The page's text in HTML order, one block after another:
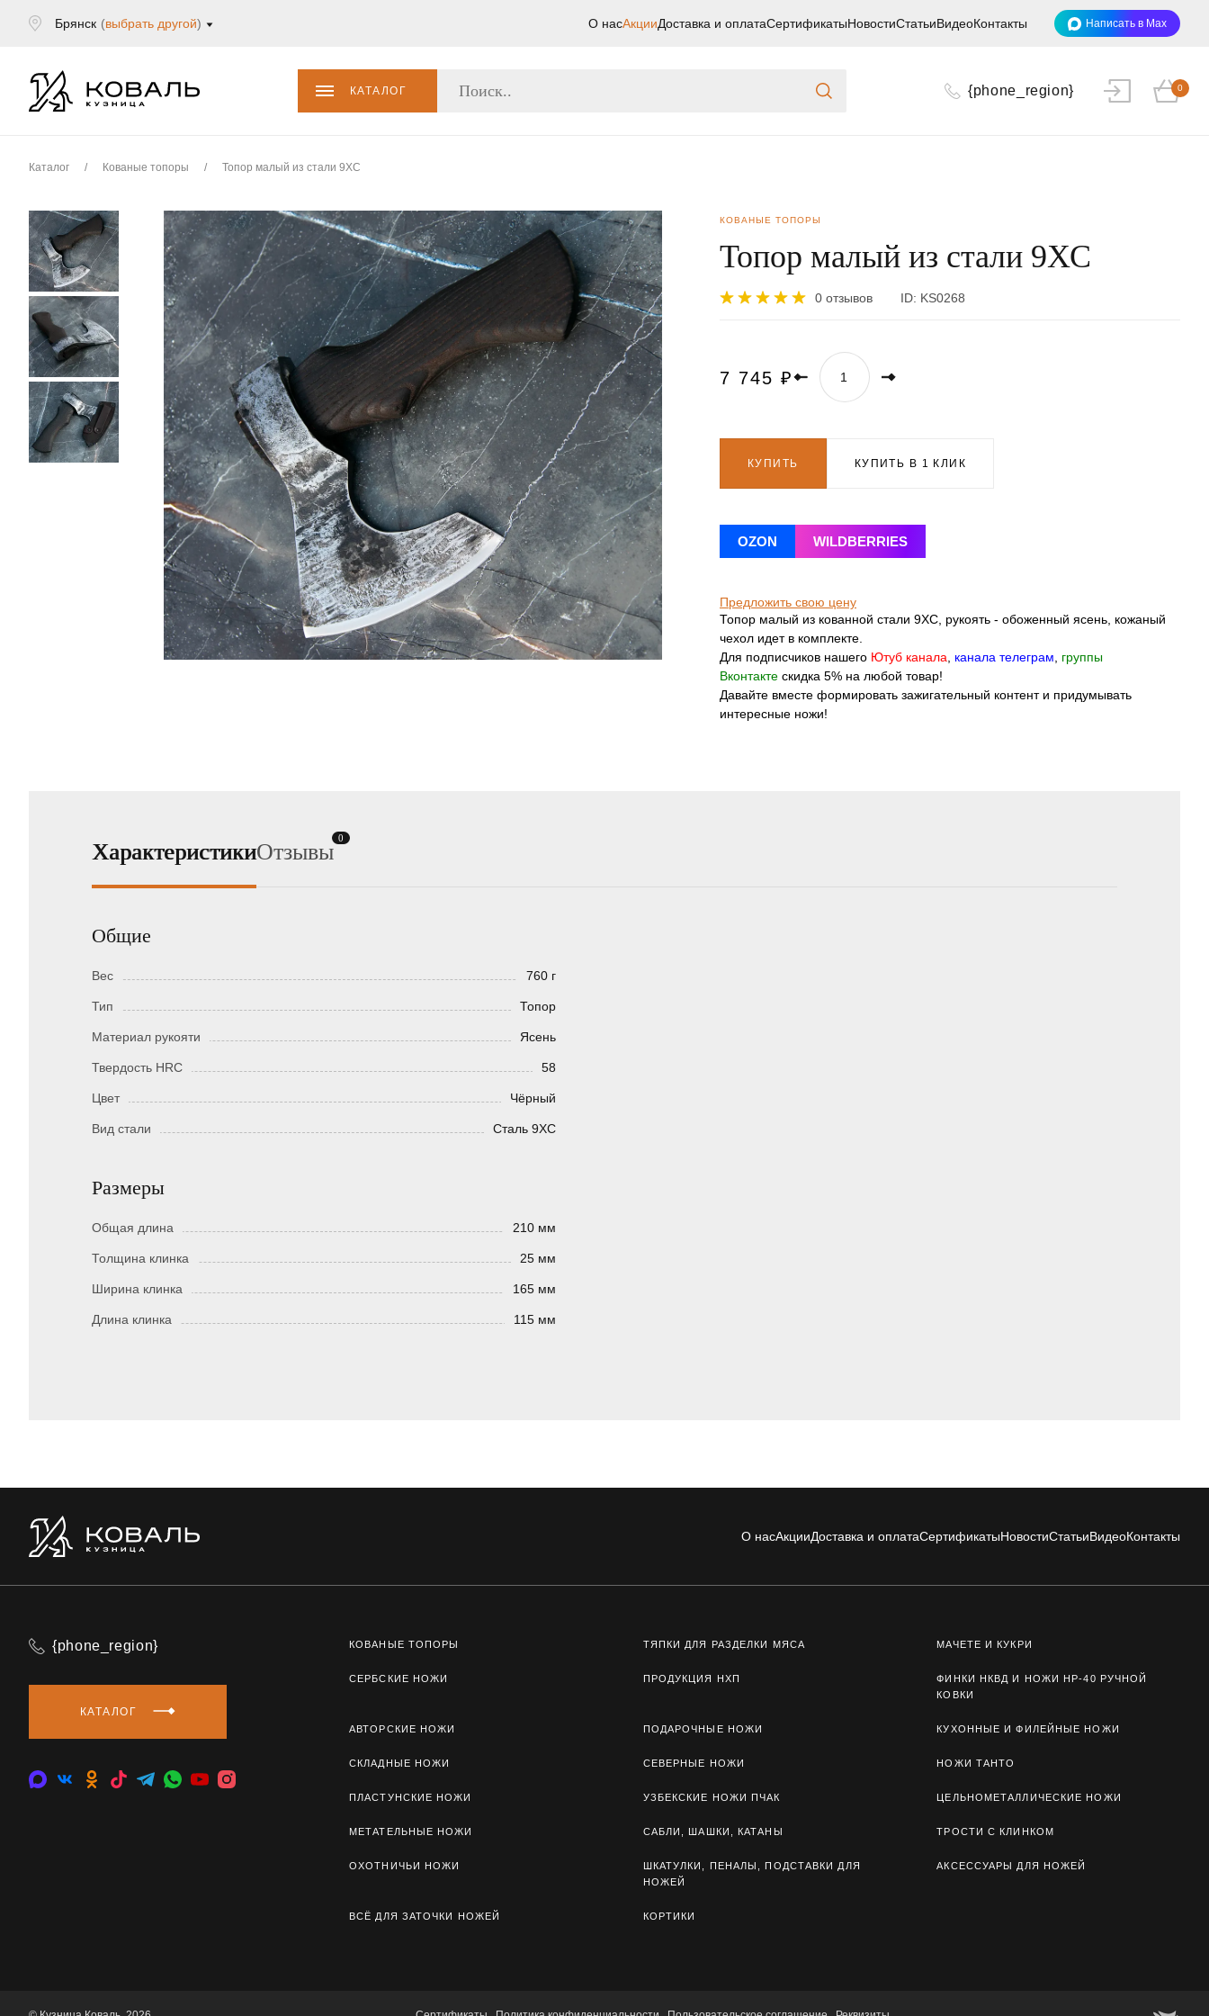
Брянск (выбрать другой) О насАкцииДоставка и оплатаСертификатыНовостиСтатьиВидеоКонтакты Написать в Max
КАТАЛОГ {phone_region} 0
Каталог / Кованые топоры / Топор малый из стали 9ХС
КОВАНЫЕ ТОПОРЫ
Топор малый из стали 9ХС
0 отзывов ID: KS0268
7 745 ₽
КУПИТЬ КУПИТЬ В 1 КЛИК
OZON WILDBERRIES
Предложить свою цену
Топор малый из кованной стали 9ХС, рукоять - обоженный ясень, кожаный
чехол идет в комплекте.
Для подписчиков нашего Ютуб канала канала телеграм
группы
Вконтакте скидка 5% на любой товар!
Давайте вместе формировать зажигательный контент и придумывать
интересные ножи!
ХарактеристикиОтзывы
0
Общие
Вес 760 г
Тип Топор
Материал рукояти Ясень
Твердость HRC 58
Цвет Чёрный
Вид стали Сталь 9ХС
Размеры
Общая длина 210 мм
Толщина клинка 25 мм
Ширина клинка 165 мм
Длина клинка 115 мм
О насАкцииДоставка и оплатаСертификатыНовостиСтатьиВидеоКонтакты
{phone_region}
КАТАЛОГ
КОВАНЫЕ ТОПОРЫ ТЯПКИ ДЛЯ РАЗДЕЛКИ МЯСА МАЧЕТЕ И КУКРИ
СЕРБСКИЕ НОЖИ ПРОДУКЦИЯ НХП
ФИНКИ НКВД И НОЖИ НР-40 РУЧНОЙ
КОВКИ
АВТОРСКИЕ НОЖИ ПОДАРОЧНЫЕ НОЖИ КУХОННЫЕ И ФИЛЕЙНЫЕ НОЖИ
СКЛАДНЫЕ НОЖИ СЕВЕРНЫЕ НОЖИ НОЖИ ТАНТО
ПЛАСТУНСКИЕ НОЖИ УЗБЕКСКИЕ НОЖИ ПЧАК ЦЕЛЬНОМЕТАЛЛИЧЕСКИЕ НОЖИ
МЕТАТЕЛЬНЫЕ НОЖИ САБЛИ, ШАШКИ, КАТАНЫ ТРОСТИ С КЛИНКОМ
ОХОТНИЧЬИ НОЖИ
ШКАТУЛКИ, ПЕНАЛЫ, ПОДСТАВКИ ДЛЯ
НОЖЕЙ
АКСЕССУАРЫ ДЛЯ НОЖЕЙ
ВСЁ ДЛЯ ЗАТОЧКИ НОЖЕЙ КОРТИКИ